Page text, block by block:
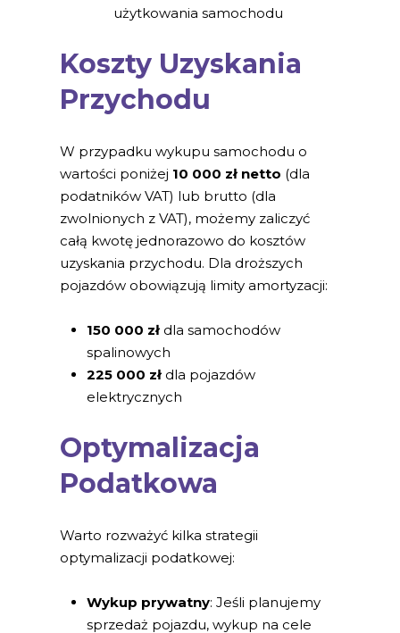
użytkowania samochodu
Koszty Uzyskania
Przychodu
W przypadku wykupu samochodu o
wartości poniżej 10 000 zł netto (dla
podatników VAT) lub brutto (dla
zwolnionych z VAT), możemy zaliczyć
całą kwotę jednorazowo do kosztów
uzyskania przychodu. Dla droższych
pojazdów obowiązują limity amortyzacji:
150 000 złdla samochodów
spalinowych
225 000 złdla pojazdów
elektrycznych
Optymalizacja
Podatkowa
Warto rozważyć kilka strategii
optymalizacji podatkowej:
Wykup prywatny: Jeśli planujemy
sprzedaż pojazdu, wykup na cele